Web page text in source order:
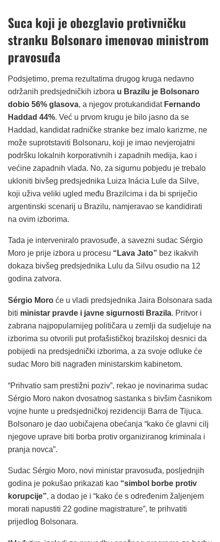
Suca koji je obezglavio protivničku
stranku Bolsonaro imenovao ministrom
pravosuđa
Podsjetimo, prema rezultatima drugog kruga nedavno
održanih predsjedničkih izbora u Brazilu je Bolsonaro
dobio 56% glasova, a njegov protukandidat Fernando
Haddad 44%. Već u prvom krugu je bilo jasno da se
Haddad, kandidat radničke stranke bez imalo karizme, ne
može suprotstaviti Bolsonaru, koji je imao nevjerojatni
podršku lokalnih korporativnih i zapadnih medija, kao i
većine zapadnih vlada. No, za sigurnu pobjedu je trebalo
ukloniti bivšeg predsjednika Luiza Inácia Lule da Silve,
koji uživa veliki ugled među Brazilcima i da bi spriječio
argentinski scenarij u Brazilu, namjeravao se kandidirati
na ovim izborima.
Tada je interveniralo pravosuđe, a savezni sudac Sérgio
Moro je prije izbora u procesu “Lava Jato” bez ikakvih
dokaza bivšeg predsjednika Lulu da Silvu osudio na 12
godina zatvora.
Sérgio Moro će u vladi predsjednika Jaira Bolsonara sada
biti ministar pravde i javne sigurnosti Brazila. Pritvor i
zabrana najpopularnijeg političara u zemlji da sudjeluje na
izborima su otvorili put profašističkoj brazilskoj desnici da
pobijedi na predsjednički izborima, a za svoje odluke će
sudac Moro biti nagrađen ministarskim kabinetom.
“Prihvatio sam prestižni poziv”, rekao je novinarima sudac
Sérgio Moro nakon dvosatnog sastanka s bivšim časnikom
vojne hunte u predsjedničkoj rezidenciji Barra de Tijuca.
Bolsonaro je dao uobičajena obećanja “kako će glavni cilj
njegove uprave biti borba protiv organiziranog kriminala i
pranja novca”.
Sudac Sérgio Moro, novi ministar pravosuđa, posljednjih
godina je pokušao prikazati kao “simbol borbe protiv
korupcije”, a dodao je i “kako će s određenim žaljenjem
morati napustiti 22 godine magistrature”, te prihvatiti
prijedlog Bolsonara.